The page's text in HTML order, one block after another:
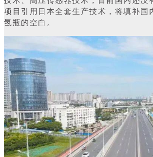
项目引用日本全套生产技术，将填补国
氢瓶的空白。